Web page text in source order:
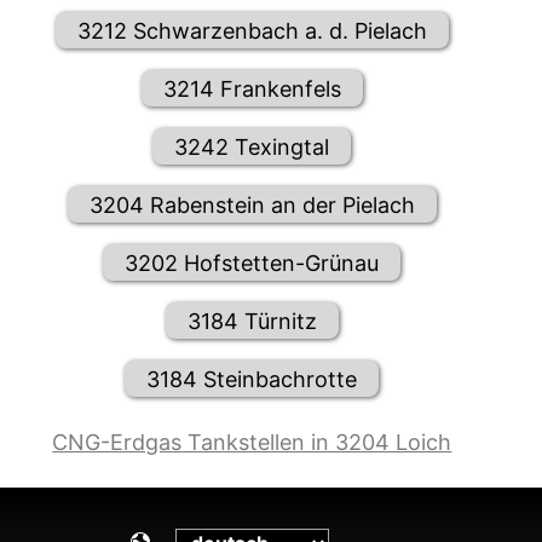
3212 Schwarzenbach a. d. Pielach
3214 Frankenfels
3242 Texingtal
3204 Rabenstein an der Pielach
3202 Hofstetten-Grünau
3184 Türnitz
3184 Steinbachrotte
CNG-Erdgas Tankstellen in 3204 Loich